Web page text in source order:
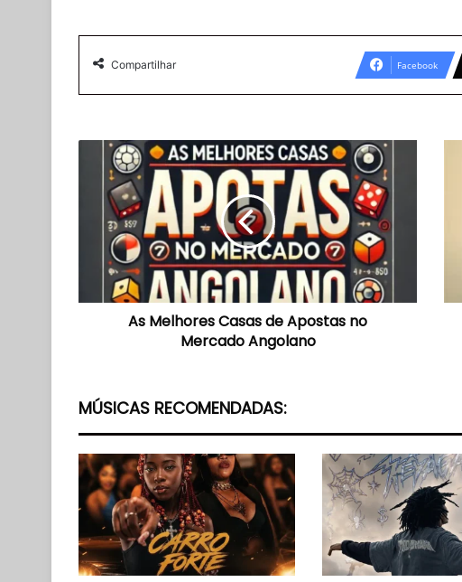
Compartilhar Facebook
Melhores
Casas
Apostas
Mercado
Angolano
As Melhores Casas de Apostas no
Mercado Angolano
MÚSICAS RECOMENDADAS: